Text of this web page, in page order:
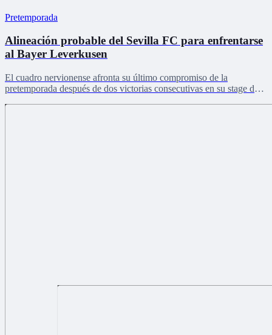
Pretemporada
Alineación probable del Sevilla FC para enfrentarse
al Bayer Leverkusen
El cuadro nervionense afronta su último compromiso de la
pretemporada después de dos victorias consecutivas en su stage de